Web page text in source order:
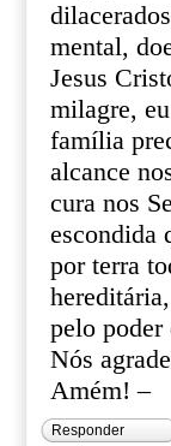
mental,
Jesus
milagre,
família
alcance
cura nos
escondida
por terra
pelo poder
Nós
Amém! –
Responder